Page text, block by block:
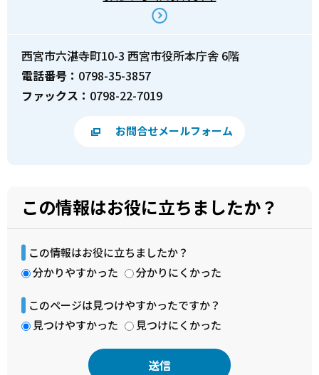
西宮市六湛寺町10-3 西宮市役所本庁舎 6階
電話番号： 0798-35-3857
ファックス： 0798-22-7019
お問合せメールフォーム
この情報はお役に立ちましたか？
この情報はお役に立ちましたか？
分かりやすかった
分かりにくかった
このページは見つけやすかったですか？
見つけやすかった
見つけにくかった